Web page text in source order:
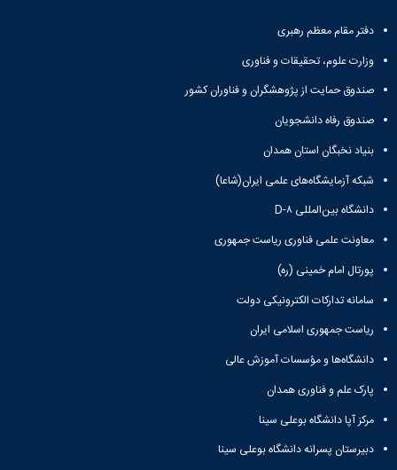
دفتر مقام معظم رهبری
وزارت علوم، تحقیقات و فناوری
صندوق حمایت از پژوهشگران و فناوران کشور
صندوق رفاه دانشجویان
بنیاد نخبگان استان همدان
شبکه آزمایشگاه‌های علمی ایران(شاعا)
دانشگاه بین‌المللی D-۸
معاونت علمی فناوری ریاست جمهوری
پورتال امام خمینی (ره)
سامانه تدارکات الکترونیکی دولت
ریاست جمهوری اسلامی ایران
دانشگاه‌ها و مؤسسات آموزش عالی
پارک علم و فناوری همدان
مرکز آپا دانشگاه بوعلی سینا
دبیرستان پسرانه دانشگاه بوعلی سینا